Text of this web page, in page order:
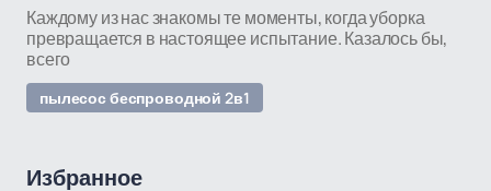
Каждому из нас знакомы те моменты, когда уборка
превращается в настоящее испытание. Казалось бы,
всего
пылесос беспроводной 2в1
Избранное